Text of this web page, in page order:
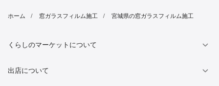
ホーム 窓ガラスフィルム施工 宮城県の窓ガラスフィルム施工
くらしのマーケットについて
出店について